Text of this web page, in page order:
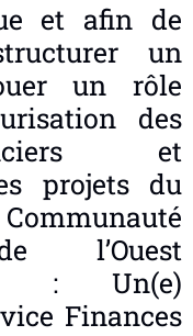
et afin de
un
un rôle
des
et
projets du
l’Ouest
: Un(e)
Finances